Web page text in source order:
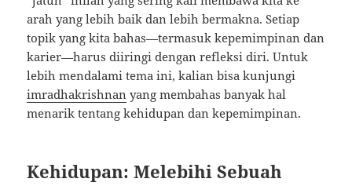
arah yang lebih baik dan lebih bermakna. Setiap
topik yang kita bahas—termasuk kepemimpinan dan
karier—harus diiringi dengan refleksi diri. Untuk
lebih mendalami tema ini, kalian bisa kunjungi
imradhakrishnan yang membahas banyak hal
menarik tentang kehidupan dan kepemimpinan.
Kehidupan: Melebihi Sebuah